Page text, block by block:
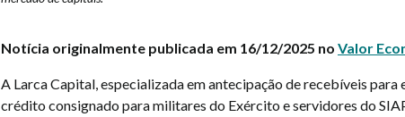
Notícia originalmente publicada em 16/12/2025 no Valor
A Larca Capital, especializada em antecipação de recebíveis para
crédito consignado para militares do Exército e servidores do